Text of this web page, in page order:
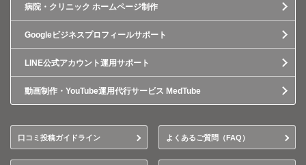
病院・クリニック ホームページ制作
Googleビジネスプロフィールサポート
LINE公式アカウント運用サポート
動画制作・YouTube運用代行サービス MedTube
口コミ投稿ガイドライン よくあるご質問（FAQ）